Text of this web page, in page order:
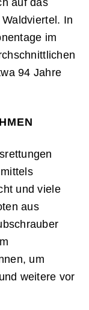
auf das
In
im
94 Jahre
und viele
aus
um
weitere vor